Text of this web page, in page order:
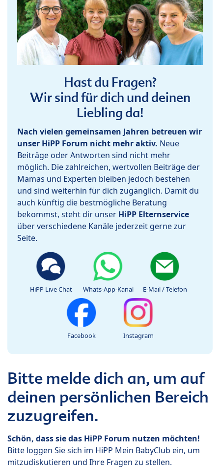
Hast du Fragen?
Wir sind für dich und deinen
Liebling da!
Nach vielen gemeinsamen Jahren betreuen wir
unser HiPP Forum nicht mehr aktiv. Neue
Beiträge oder Antworten sind nicht mehr
möglich. Die zahlreichen, wertvollen Beiträge der
Mamas und Experten bleiben jedoch bestehen
und sind weiterhin für dich zugänglich. Damit du
auch künftig die bestmögliche Beratung
bekommst, steht dir unser HiPP Elternservice
über verschiedene Kanäle jederzeit gerne zur
Seite.
HiPP Live Chat Whats-App-Kanal E-Mail / Telefon
Facebook Instagram
Bitte melde dich an, um auf
deinen persönlichen Bereich
zuzugreifen.
Schön, dass sie das HiPP Forum nutzen möchten!
Bitte loggen Sie sich im HiPP Mein BabyClub ein, um
mitzudiskutieren und Ihre Fragen zu stellen.